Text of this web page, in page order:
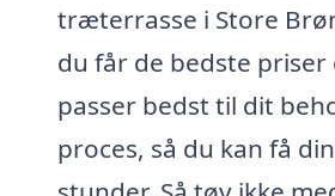
træterrasse i Store
du får de bedste
passer bedst til dit
proces, så du kan få